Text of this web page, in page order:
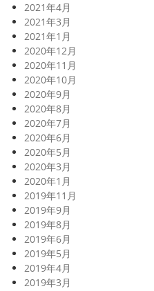
2021年4月
2021年3月
2021年1月
2020年12月
2020年11月
2020年10月
2020年9月
2020年8月
2020年7月
2020年6月
2020年5月
2020年3月
2020年1月
2019年11月
2019年9月
2019年8月
2019年6月
2019年5月
2019年4月
2019年3月